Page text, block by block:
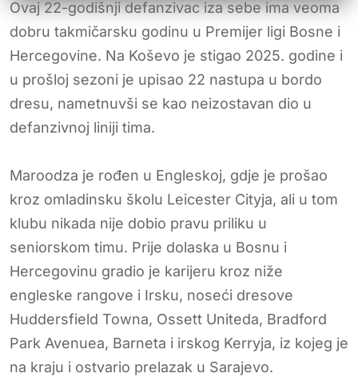
Ovaj 22-godišnji defanzivac iza sebe ima veoma
dobru takmičarsku godinu u Premijer ligi Bosne i
Hercegovine. Na Koševo je stigao 2025. godine i
u prošloj sezoni je upisao 22 nastupa u bordo
dresu, nametnuvši se kao neizostavan dio u
defanzivnoj liniji tima.
Maroodza je rođen u Engleskoj, gdje je prošao
kroz omladinsku školu Leicester Cityja, ali u tom
klubu nikada nije dobio pravu priliku u
seniorskom timu. Prije dolaska u Bosnu i
Hercegovinu gradio je karijeru kroz niže
engleske rangove i Irsku, noseći dresove
Huddersfield Towna, Ossett Uniteda, Bradford
Park Avenuea, Barneta i irskog Kerryja, iz kojeg je
na kraju i ostvario prelazak u Sarajevo.